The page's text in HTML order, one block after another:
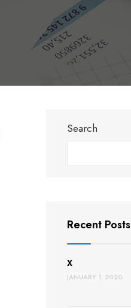
Search
Recent Posts
X
JANUARY 1, 2020